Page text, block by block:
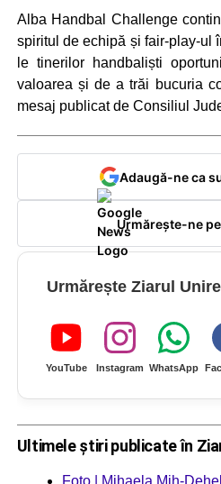
Alba Handbal Challenge
spiritul de echipă și fair-play-ul
le tinerilor handbaliști
valoarea și de a trăi bucuria
mesaj publicat de Consiliul
Adaugă-ne ca
Urmărește-ne
Urmărește Ziarul
YouTube Instagram WhatsApp
Ultimele știri publicate în
Foto | Mihaela Mih-